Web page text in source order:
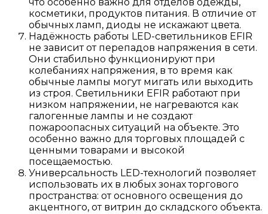
косметики, продуктов питания. В отличие от
обычных ламп, диоды не искажают цвета.
Надёжность работы LED-светильников EFIR
не зависит от перепадов напряжения в сети.
Они стабильно функционируют при
колебаниях напряжения, в то время как
обычные лампы могут мигать или выходить
из строя. Светильники EFIR работают при
низком напряжении, не нагреваются как
галогенные лампы и не создают
пожароопасных ситуаций на объекте. Это
особенно важно для торговых площадей с
ценными товарами и высокой
посещаемостью.
Универсальность LED-технологий позволяет
использовать их в любых зонах торгового
пространства: от основного освещения до
акцентного, от витрин до складского объекта.